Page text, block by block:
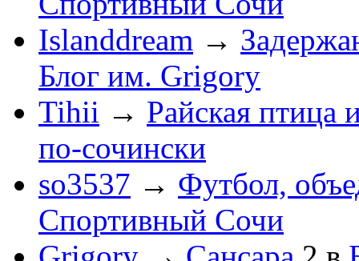
Islanddream →
Блог им. Grigory
Tihii → Райская птица
по-cочински
so3537 → Футбол,
Спортивный Сочи